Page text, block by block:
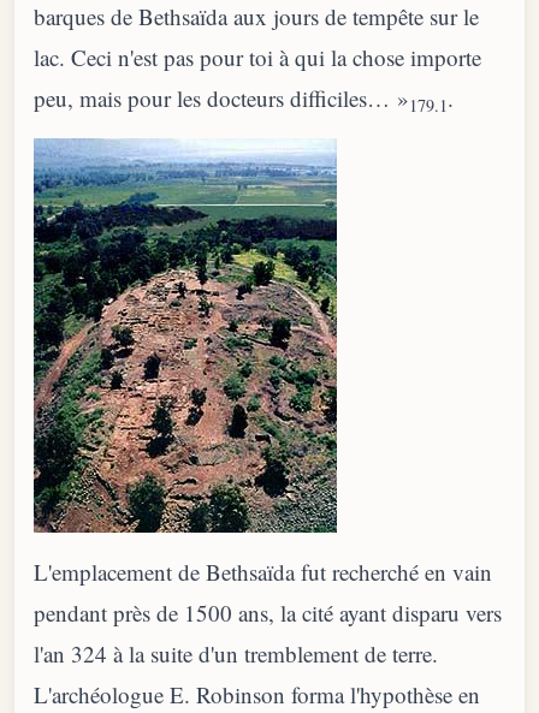
barques de Bethsaïda aux jours de tempête sur le
lac. Ceci n'est pas pour toi à qui la chose importe
peu, mais pour les docteurs difficiles… »179.1.
L'emplacement de Bethsaïda fut recherché en vain
pendant près de 1500 ans, la cité ayant disparu vers
l'an 324 à la suite d'un tremblement de terre.
L'archéologue E. Robinson forma l'hypothèse en